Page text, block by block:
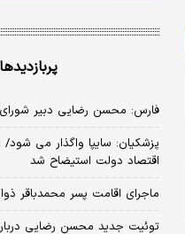
فارس: محسن رضایی دبیر
پزشکیان: سایپا واگذار می شود/
اقتصاد دولت استیضاح شد
ماجرای اقامت پسر محمدباقر
توئیت جدید محسن رضایی